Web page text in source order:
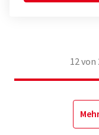
12von